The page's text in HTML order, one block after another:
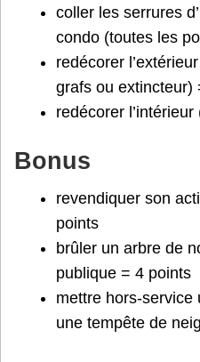
coller les serrures
condo (toutes les
redécorer
grafs ou extincteur)
redécorer
Bonus
revendiquer son
points
brûler un arbre de
publique = 4 points
mettre hors-service
une tempête de